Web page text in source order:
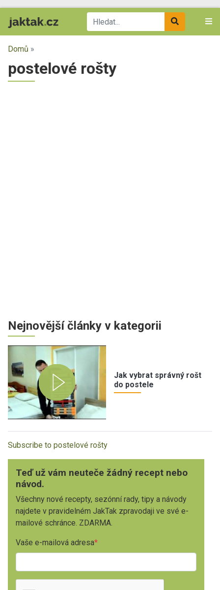
Domů »
postelové rošty
Nejnovější články v kategorii
Jak vybrat správný rošt
do postele
Subscribe to postelové rošty
Teď už vám neuteče žádný recept nebo
návod.
Všechny nové recepty, sezónní rady, tipy a návody
najdete v pravidelném JakTak zpravodaji ve své e-
mailové schránce. ZDARMA.
Vaše e-mailová adresa